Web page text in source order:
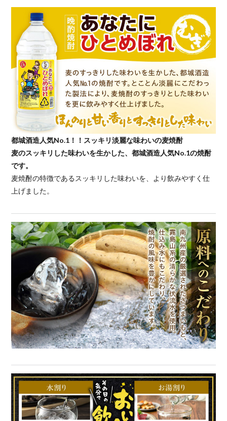
都城酒造人気No.1！！スッキリ淡麗な味わいの麦焼酎
麦のスッキリした味わいを生かした、都城酒造人気No.1の焼酎
です。
麦焼酎の特徴であるスッキリした味わいを、より飲みやすく仕
上げました。